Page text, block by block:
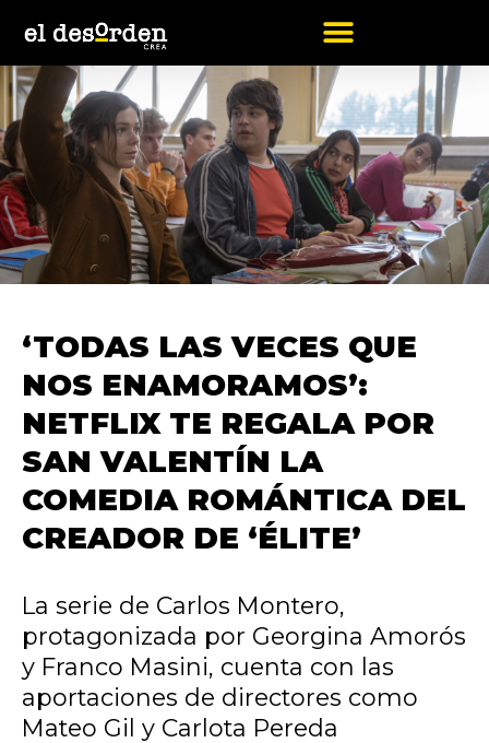
‘TODAS LAS VECES QUE
NOS ENAMORAMOS’:
NETFLIX TE REGALA POR
SAN VALENTÍN LA
COMEDIA ROMÁNTICA DEL
CREADOR DE ‘ÉLITE’
La serie de Carlos Montero,
protagonizada por Georgina Amorós
y Franco Masini, cuenta con las
aportaciones de directores como
Mateo Gil y Carlota Pereda